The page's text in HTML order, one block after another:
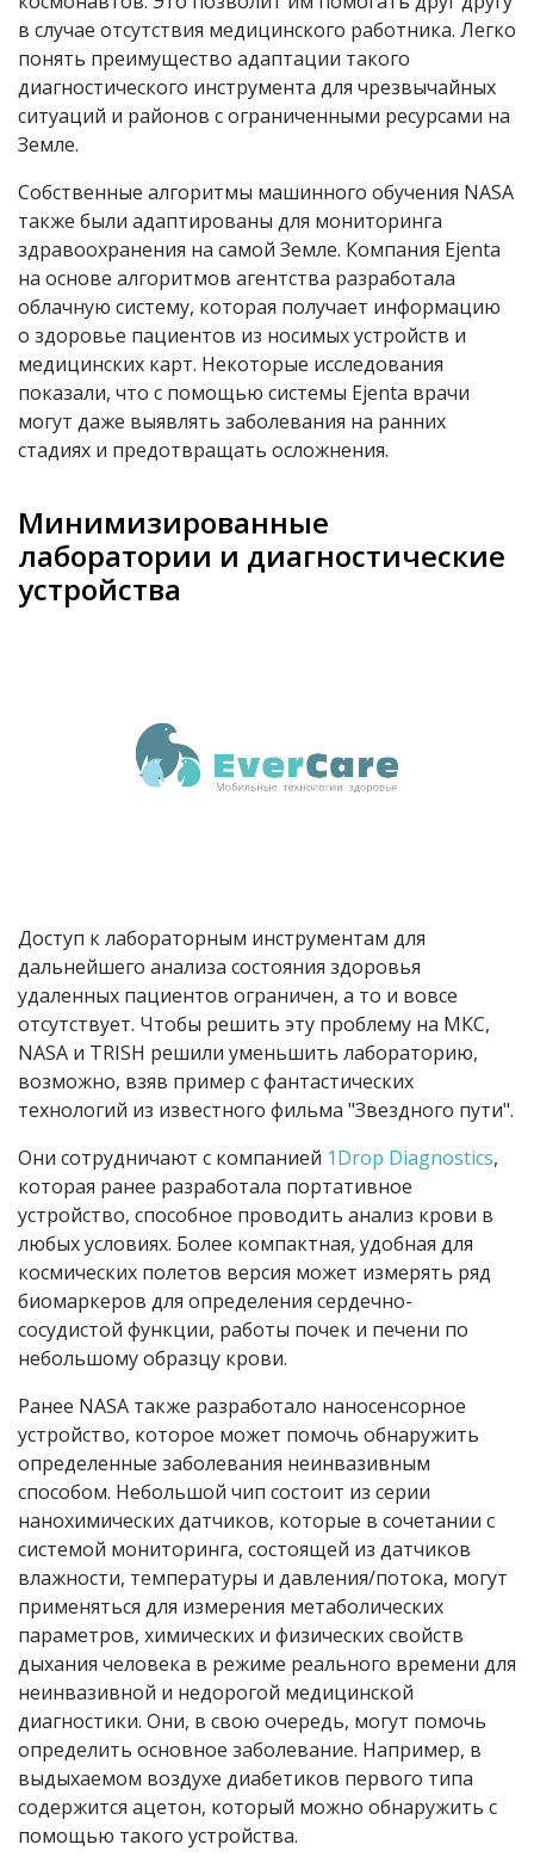
в случае отсутствия медицинского работника. Легко
понять преимущество адаптации такого
диагностического инструмента для чрезвычайных
ситуаций и районов с ограниченными ресурсами на
Земле.
Собственные алгоритмы машинного обучения NASA
также были адаптированы для мониторинга
здравоохранения на самой Земле. Компания Ejenta
на основе алгоритмов агентства разработала
облачную систему, которая получает информацию
о здоровье пациентов из носимых устройств и
медицинских карт. Некоторые исследования
показали, что с помощью системы Ejenta врачи
могут даже выявлять заболевания на ранних
стадиях и предотвращать осложнения.
Минимизированные
лаборатории и диагностические
устройства
Доступ к лабораторным инструментам для
дальнейшего анализа состояния здоровья
удаленных пациентов ограничен, а то и вовсе
отсутствует. Чтобы решить эту проблему на МКС,
NASA и TRISH решили уменьшить лабораторию,
возможно, взяв пример сфантастических
технологий из известного фильма "Звездного пути".
Они сотрудничают с компанией 1Drop Diagnostics,
которая ранее разработала портативное
устройство, способное проводить анализ крови в
любых условиях. Более компактная, удобная для
космических полетов версия может измерять ряд
биомаркеров для определения сердечно-
сосудистой функции, работы почек и печени по
небольшому образцу крови.
Ранее NASA также разработало наносенсорное
устройство, которое может помочь обнаружить
определенные заболевания неинвазивным
способом. Небольшой чип состоит из серии
нанохимических датчиков, которые в сочетании с
системой мониторинга, состоящей из датчиков
влажности, температуры и давления/потока, могут
применяться для измерения метаболических
параметров, химических и физических свойств
дыхания человека в режиме реального времени для
неинвазивной и недорогой медицинской
диагностики. Они, в свою очередь, могут помочь
определить основное заболевание. Например, в
выдыхаемом воздухе диабетиков первого типа
содержится ацетон, который можно обнаружить с
помощью такого устройства.